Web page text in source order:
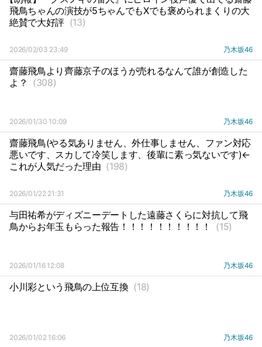
飛鳥ちゃんの演技が5ちゃんでもXでも褒められまくりの大
絶賛で大好評 (13)
2026/02/03 23:49 乃木坂46
齋藤飛鳥より齊藤京子のほうが売れるなんて誰が創造した
よ？
(308)
2026/01/30 10:09 乃木坂46
齋藤飛鳥(やる気ありません、外仕事しません、ファン対応
悪いです、スカして冷笑します、後輩に素っ気ないです)←
これが人気だった理由 (198)
2026/01/22 21:31 乃木坂46
与田祐希がディズニーデートした遠藤さくらに対抗して飛
鳥からお年玉もらった報告！！！！！！！！！！
(15)
2026/01/16 12:08 乃木坂46
小川彩という飛鳥の上位互換 (18)
2026/01/02 16:06 乃木坂46